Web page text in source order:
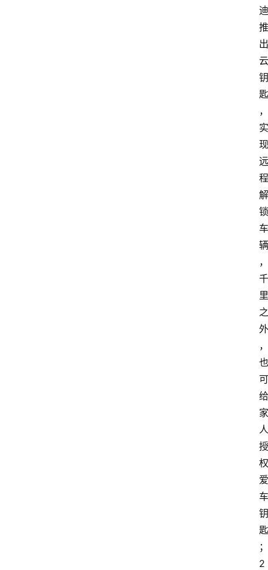
迪
推
出
云
钥
匙
，
实
现
远
程
解
锁
车
辆
，
千
里
之
外
，
也
可
给
家
人
授
权
爱
车
钥
匙
；
2